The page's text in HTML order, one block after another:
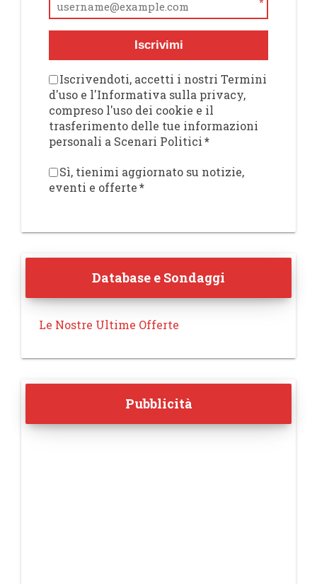
Iscrivimi
Iscrivendoti, accetti i nostri Termini
d'uso e l'Informativa sulla privacy,
compreso l'uso dei cookie e il
trasferimento delle tue informazioni
personali a Scenari Politici*
Sì, tienimi aggiornato su notizie,
eventi e offerte*
Database e Sondaggi
Le Nostre Ultime Offerte
Pubblicità